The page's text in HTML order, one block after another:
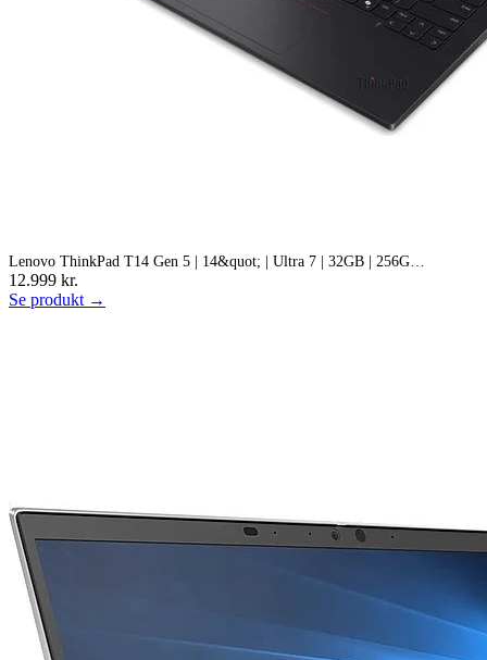
Lenovo ThinkPad T14 Gen 5 | 14&quot; | Ultra 7 | 32GB | 256G…
12.999 kr.
Se produkt →